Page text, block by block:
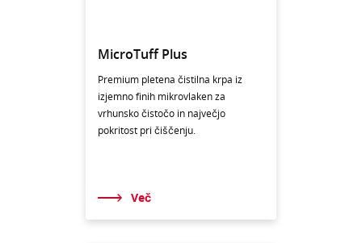
MicroTuff Plus
Premium pletena čistilna krpa iz
izjemno finih mikrovlaken za
vrhunsko čistočo in največjo
pokritost pri čiščenju.
Več